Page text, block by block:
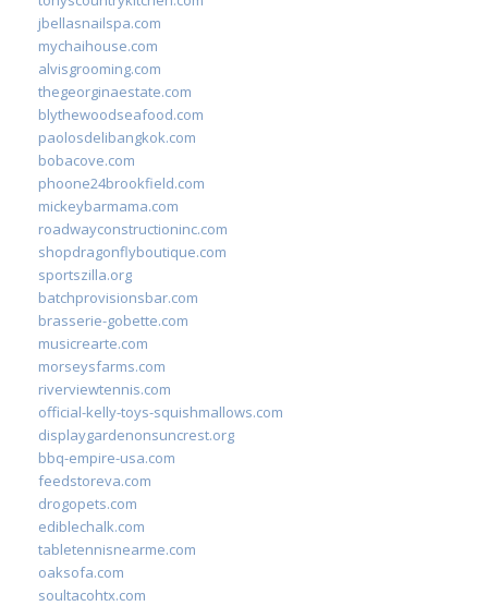
jbellasnailspa.com
mychaihouse.com
alvisgrooming.com
thegeorginaestate.com
blythewoodseafood.com
paolosdelibangkok.com
bobacove.com
phoone24brookfield.com
mickeybarmama.com
roadwayconstructioninc.com
shopdragonflyboutique.com
sportszilla.org
batchprovisionsbar.com
brasserie-gobette.com
musicrearte.com
morseysfarms.com
riverviewtennis.com
official-kelly-toys-squishmallows.com
displaygardenonsuncrest.org
bbq-empire-usa.com
feedstoreva.com
drogopets.com
ediblechalk.com
tabletennisnearme.com
oaksofa.com
soultacohtx.com